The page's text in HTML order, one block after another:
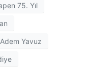
75. Yıl
Yavuz